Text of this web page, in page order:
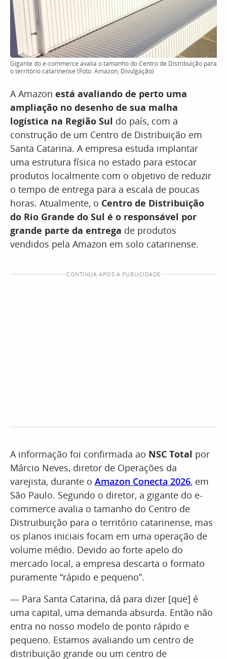
Gigante do e-commerce avalia o tamanho do Centro de Distribuição para
o território catarinense (Foto: Amazon, Divulgação)
A Amazon está avaliando de perto uma
ampliação no desenho de sua malha
logística na Região Sul do país, com a
construção de um Centro de Distribuição em
Santa Catarina. A empresa estuda implantar
uma estrutura física no estado para estocar
produtos localmente com o objetivo de reduzir
o tempo de entrega para a escala de poucas
horas. Atualmente, o Centro de Distribuição
do Rio Grande do Sul é o responsável por
grande parte da entrega de produtos
vendidos pela Amazon em solo catarinense.
CONTINUA APÓS A PUBLICIDADE
A informação foi confirmada ao NSC Total por
Márcio Neves, diretor de Operações da
varejista, durante o Amazon Conecta 2026, em
São Paulo. Segundo o diretor, a gigante do e-
commerce avalia o tamanho do Centro de
Distruibuição para o território catarinense, mas
os planos iniciais focam em uma operação de
volume médio. Devido ao forte apelo do
mercado local, a empresa descarta o formato
puramente “rápido e pequeno”.
— Para Santa Catarina, dá para dizer [que] é
uma capital, uma demanda absurda. Então não
entra no nosso modelo de ponto rápido e
pequeno. Estamos avaliando um centro de
distribuição grande ou um centro de